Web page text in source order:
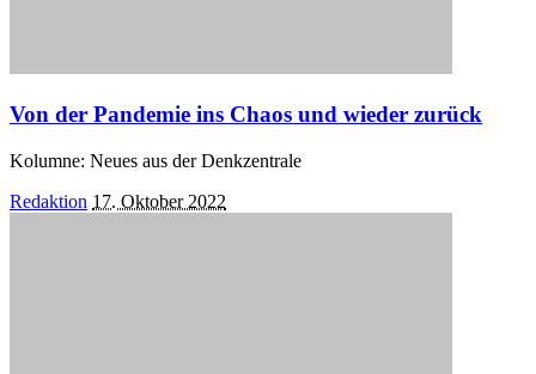
Von der Pandemie ins Chaos und wieder zurück
Kolumne: Neues aus der Denkzentrale
Posted
Redaktion 17. Oktober 2022